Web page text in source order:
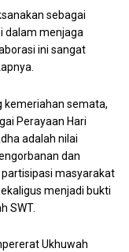
sebagai
dalam menjaga
ini sangat
kemeriahan semata,
Perayaan Hari
adalah nilai
dan
masyarakat
menjadi bukti
SWT.
Ukhuwah